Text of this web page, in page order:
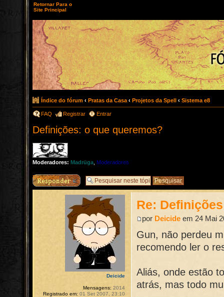
Retornar Para o
Site Principal
Índice do fórum ‹ Pratas da Casa ‹ Projetos da Spell ‹ Sistema e8
FAQ Registrar Entrar
Definições: o que queremos?
Moderadores: Madrüga Moderadores
Responder
Re:
por Deicide em 24 Mai
Gun, não perdeu
recomendo ler o
Aliás, onde estão
atrás, mas todo
Deicide
Mensagens: 2014
Registrado em: 01 Set 2007, 23:10